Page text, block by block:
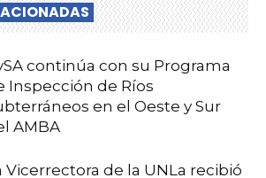
continúa con su Programa
Inspección de Ríos
en el Oeste y Sur
AMBA
Vicerrectora de la UNLa recibió